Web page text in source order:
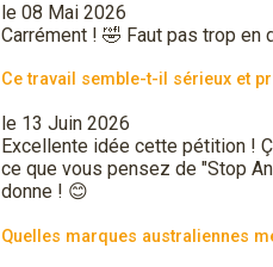
le 08 Mai 2026
Carrément ! 🤣 Faut pas trop
Ce travail semble-t-il sérieux et
le 13 Juin 2026
Excellente idée cette pétition !
ce que vous pensez de "Stop
donne ! 😊
Quelles marques australiennes